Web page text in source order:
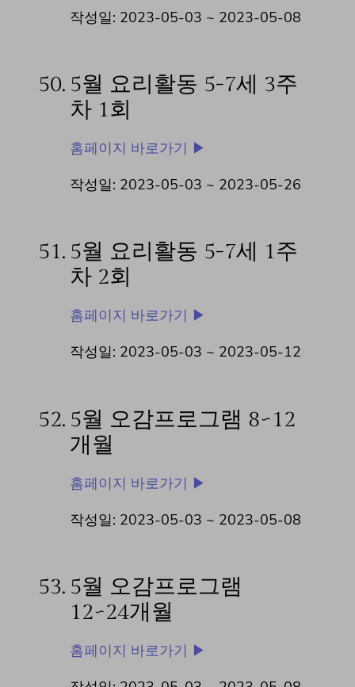
작성일: 2023-05-03 ~ 2023-05-08
50. 5월 요리활동 5-7세 3주
차 1회
홈페이지 바로가기 ▶
작성일: 2023-05-03 ~ 2023-05-26
51. 5월 요리활동 5-7세 1주
차 2회
홈페이지 바로가기 ▶
작성일: 2023-05-03 ~ 2023-05-12
52. 5월 오감프로그램 8~12
개월
홈페이지 바로가기 ▶
작성일: 2023-05-03 ~ 2023-05-08
53. 5월 오감프로그램
12~24개월
홈페이지 바로가기 ▶